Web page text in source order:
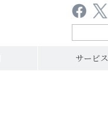
サービス